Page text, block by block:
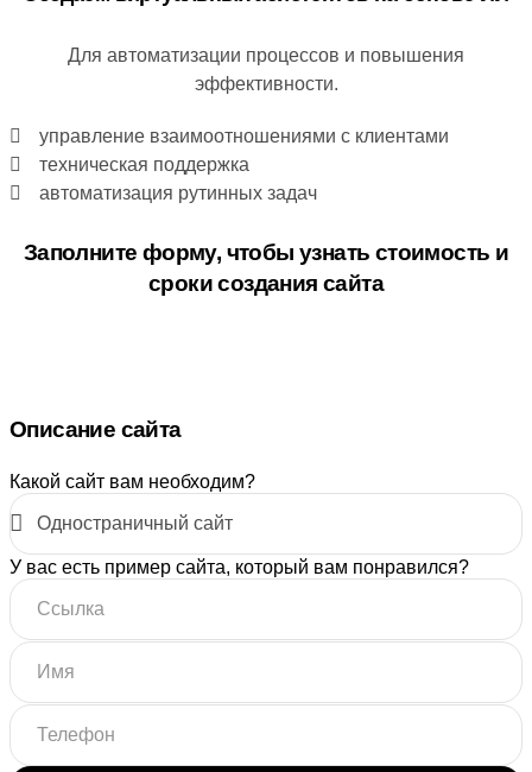
Для автоматизации процессов и повышения
эффективности.
управление взаимоотношениями с клиентами
техническая поддержка
автоматизация рутинных задач
Заполните форму, чтобы узнать стоимость и
сроки создания сайта
Описание сайта
Какой сайт вам необходим?
У вас есть пример сайта, который вам понравился?